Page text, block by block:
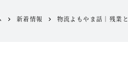
新着情報 物流よもやま話｜残業